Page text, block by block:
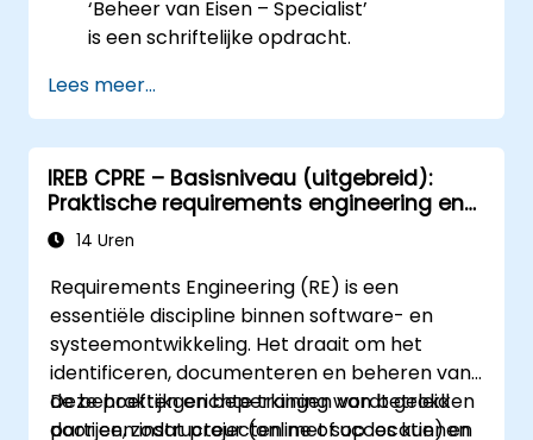
‘Beheer van Eisen – Specialist’
is een schriftelijke opdracht.
Lees meer...
IREB CPRE – Basisniveau (uitgebreid):
Praktische requirements engineering en
voorbereiding op certificering
14 Uren
Requirements Engineering (RE) is een
essentiële discipline binnen software- en
systeemontwikkeling. Het draait om het
identificeren, documenteren en beheren van
de behoeften en beperkingen van betrokken
partijen, zodat projecten met succes kunnen
Deze praktijkgerichte training wordt geleid
door een instructeur (online of op locatie) en